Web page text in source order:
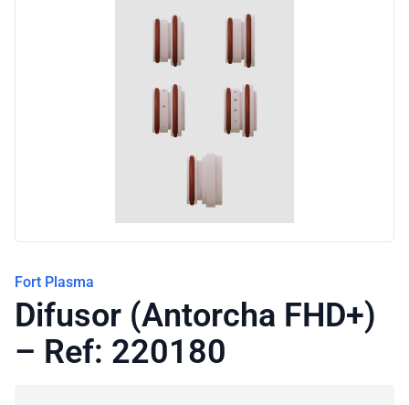
Fort Plasma
Difusor (Antorcha FHD+)
– Ref: 220180